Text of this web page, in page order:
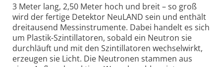
3 Meter lang, 2,50 Meter hoch und breit – so groß
wird der fertige Detektor NeuLAND sein und enthält
dreitausend Messinstrumente. Dabei handelt es sich
um Plastik-Szintillatoren, sobald ein Neutron sie
durchläuft und mit den Szintillatoren wechselwirkt,
erzeugen sie Licht. Die Neutronen stammen aus